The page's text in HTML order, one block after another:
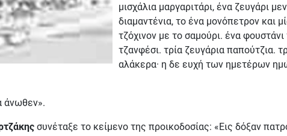
μισχάλια μαργαριτάρι, ένα ζευγάρι
διαμαντένια, το ένα μονόπετρον και
τζόχινον με το σαμούρι. ένα
τζανφέσι. τρία ζευγάρια παπούτζια.
αλάκερα· η δε ευχή των ημετέρων
άνωθεν».
συνέταξε το κείμενο της προικοδοσίας: «Εις δόξαν